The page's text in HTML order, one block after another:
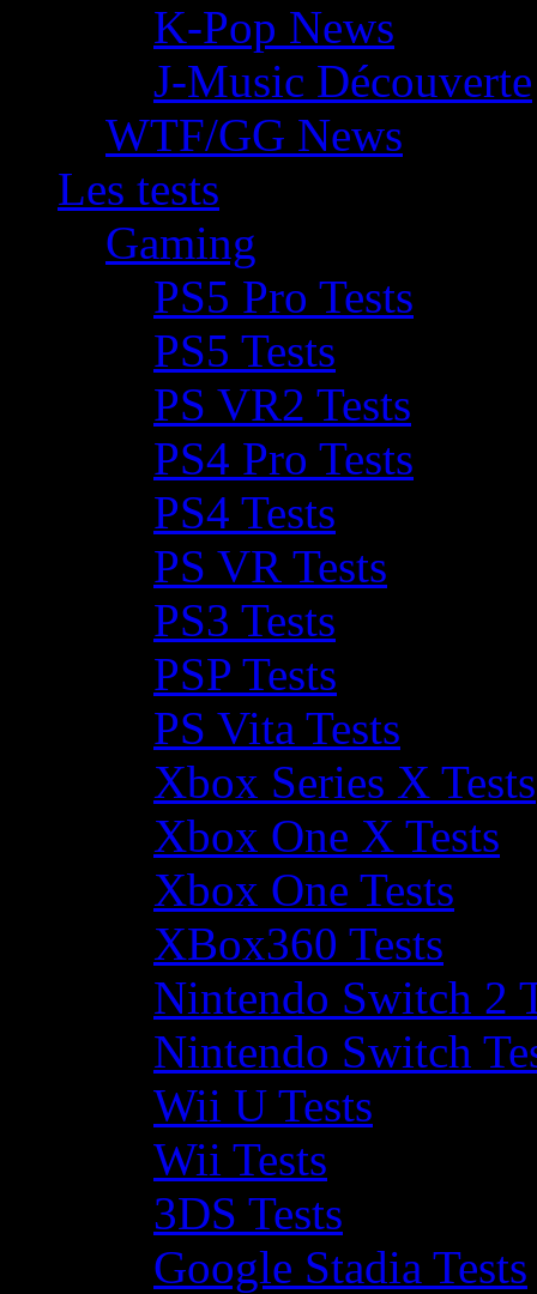
K-Pop News
J-Music Découverte
WTF/GG News
Les tests
Gaming
PS5 Pro Tests
PS5 Tests
PS VR2 Tests
PS4 Pro Tests
PS4 Tests
PS VR Tests
PS3 Tests
PSP Tests
PS Vita Tests
Xbox Series X Tests
Xbox One X Tests
Xbox One Tests
XBox360 Tests
Nintendo Switch 2
Nintendo Switch
Wii U Tests
Wii Tests
3DS Tests
Google Stadia Tests